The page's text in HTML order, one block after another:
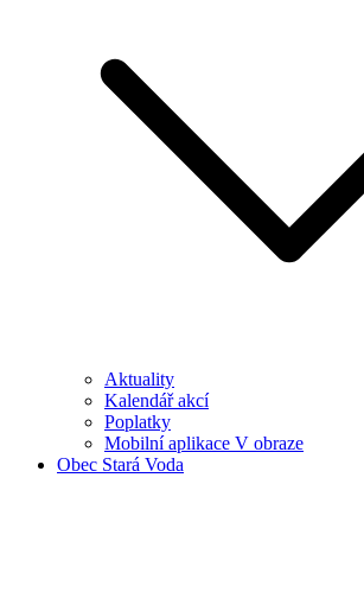
Aktuality
Kalendář akcí
Poplatky
Mobilní aplikace V obraze
Obec Stará Voda